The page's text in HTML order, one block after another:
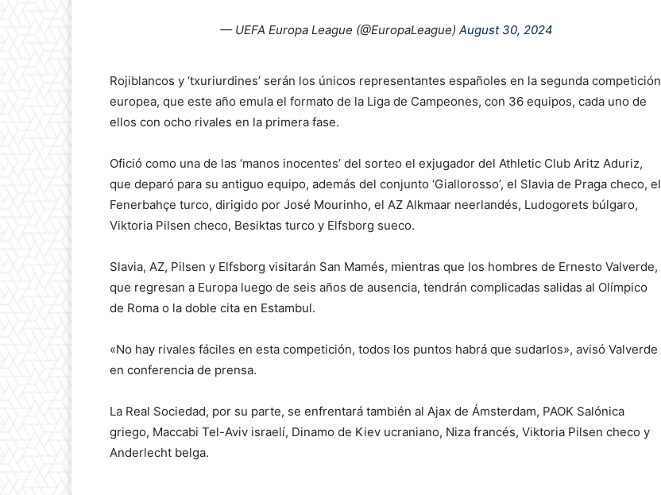
— UEFA Europa League (@EuropaLeague) August 30, 2024
Rojiblancos y ‘txuriurdines’ serán los únicos representantes españoles en la segunda competición
europea, que este año emula el formato de la Liga de Campeones, con 36 equipos, cada uno de
ellos con ocho rivales en la primera fase.
Ofició como una de las ‘manos inocentes’ del sorteo el exjugador del Athletic Club Aritz Aduriz,
que deparó para su antiguo equipo, además del conjunto ‘Giallorosso’, el Slavia de Praga checo, el
Fenerbahçe turco, dirigido por José Mourinho, el AZ Alkmaar neerlandés, Ludogorets búlgaro,
Viktoria Pilsen checo, Besiktas turco y Elfsborg sueco.
Slavia, AZ, Pilsen y Elfsborg visitarán San Mamés, mientras que los hombres de Ernesto Valverde,
que regresan a Europa luego de seis años de ausencia, tendrán complicadas salidas al Olímpico
de Roma o la doble cita en Estambul.
«No hay rivales fáciles en esta competición, todos los puntos habrá que sudarlos», avisó Valverde
en conferencia de prensa.
La Real Sociedad, por su parte, se enfrentará también al Ajax de Ámsterdam, PAOK Salónica
griego, Maccabi Tel-Aviv israelí, Dinamo de Kiev ucraniano, Niza francés, Viktoria Pilsen checo y
Anderlecht belga.